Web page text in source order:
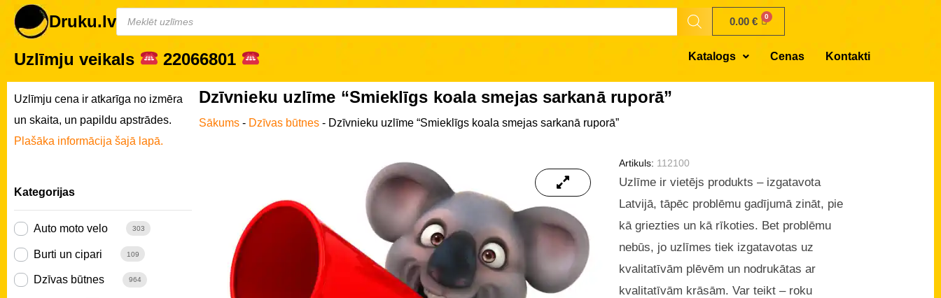
Druku.lv 0.00€
Uzlīmju veikals 22066801 Katalogs Cenas Kontakti
Uzlīmju cena ir atkarīga no izmēra
un skaita, un papildu apstrādes.
Plašāka informācija šajā lapā.
Kategorijas
Auto moto velo 303
Burti un cipari 109
Dzīvas būtnes 964
Dzīvnieku uzlīme “Smieklīgs koala smejas sarkanā ruporā”
Sākums- Dzīvas būtnes- Dzīvnieku uzlīme “Smieklīgs koala smejas sarkanā ruporā”
Artikuls: 112100
Uzlīme ir vietējs produkts – izgatavota
Latvijā, tāpēc problēmu gadījumā zināt, pie
kā griezties un kā rīkoties. Bet problēmu
nebūs, jo uzlīmes tiek izgatavotas uz
kvalitatīvām plēvēm un nodrukātas ar
kvalitatīvām krāsām. Var teikt – roku